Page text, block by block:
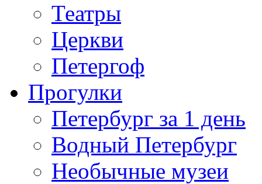
Театры
Церкви
Петергоф
Прогулки
Петербург за 1 день
Водный Петербург
Необычные музеи